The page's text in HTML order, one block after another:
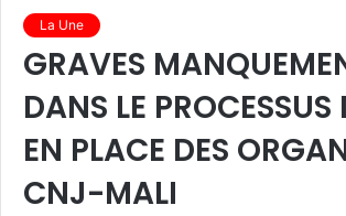
La Une
GRAVES
DANS LE PROCESSUS
EN PLACE DES
CNJ-MALI